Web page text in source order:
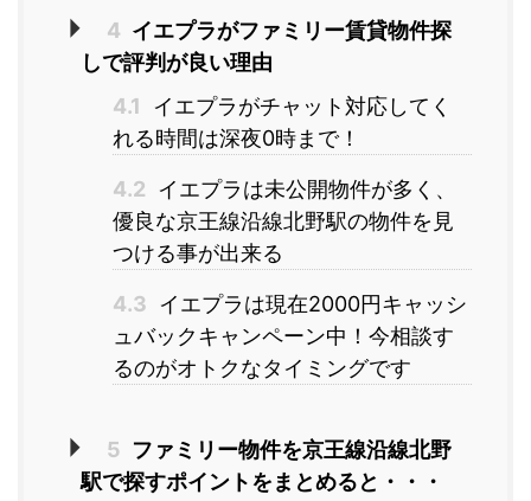
4 イエプラがファミリー賃貸物件探
しで評判が良い理由
4.1
イエプラがチャット対応してく
れる時間は深夜0時まで！
4.2
イエプラは未公開物件が多く、
優良な京王線沿線北野駅の物件を見
つける事が出来る
4.3
イエプラは現在2000円キャッシ
ュバックキャンペーン中！今相談す
るのがオトクなタイミングです
5 ファミリー物件を京王線沿線北野
駅で探すポイントをまとめると・・・